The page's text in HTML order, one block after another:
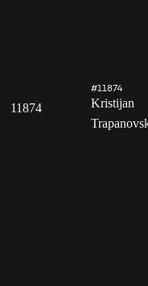
11874
#11874
Kristijan